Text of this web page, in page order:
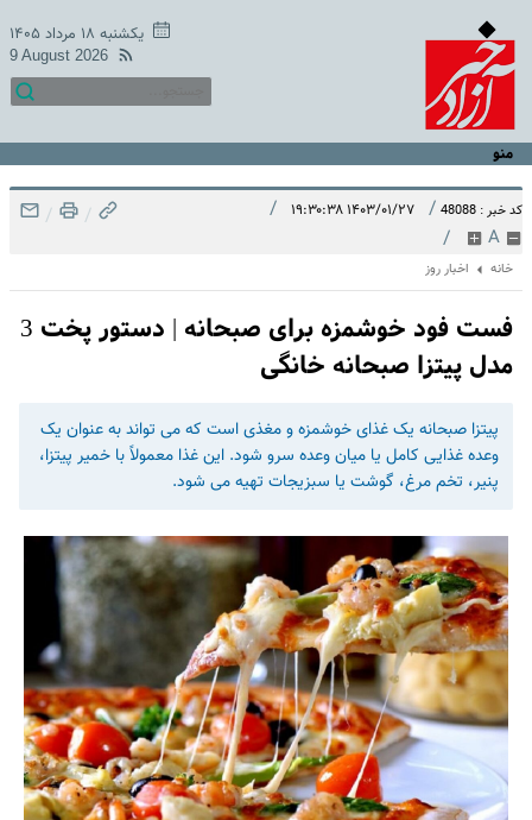
یکشنبه ۱۸ مرداد ۱۴۰۵
9 August 2026
منو
کد خبر : 48088 / ۱۴۰۳/۰۱/۲۷ ۱۹:۳۰:۳۸ /
A
/
/
/
خانه اخبار روز
فست فود خوشمزه برای صبحانه | دستور پخت 3
مدل پیتزا صبحانه خانگی
پیتزا صبحانه یک غذای خوشمزه و مغذی است که می تواند به عنوان یک
وعده غذایی کامل یا میان وعده سرو شود. این غذا معمولاً با خمیر پیتزا،
پنیر، تخم مرغ، گوشت یا سبزیجات تهیه می شود.